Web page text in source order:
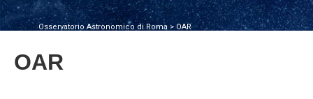
Osservatorio Astronomico di Roma>OAR
OAR